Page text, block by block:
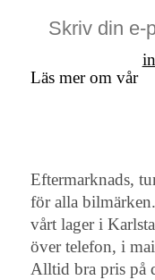
Läs mer om vår
Eftermarknads,
för alla
vårt lager i
över telefon, i
Alltid bra pris på